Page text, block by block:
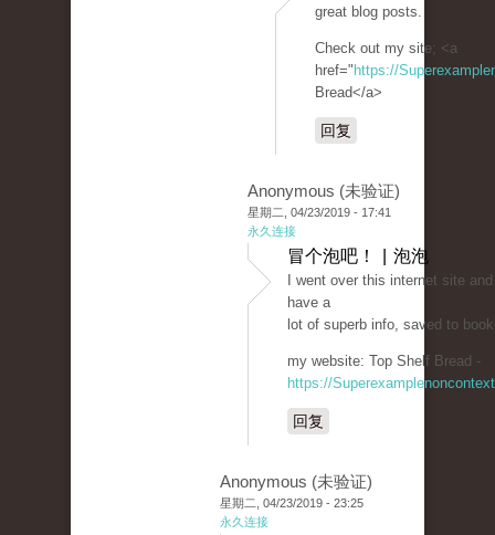
great blog posts.
Check out my site; <a
href=" https://
Bread</a>
回复
Anonymous (未验证)
星期二, 04/23/2019 - 17:41
永久连接
冒个泡吧！ | 泡泡
I went over this internet site
have a
lot of superb info, saved to
my website: Top Shelf Bread -
https://
回复
Anonymous (未验证)
星期二, 04/23/2019 - 23:25
永久连接